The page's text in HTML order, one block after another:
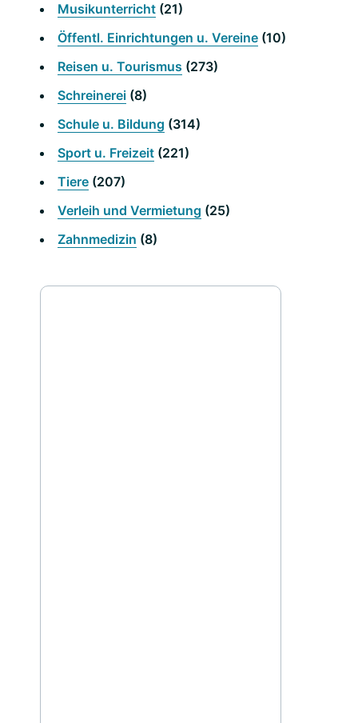
Musikunterricht (21)
Öffentl. Einrichtungen u. Vereine (10)
Reisen u. Tourismus (273)
Schreinerei (8)
Schule u. Bildung (314)
Sport u. Freizeit (221)
Tiere (207)
Verleih und Vermietung (25)
Zahnmedizin (8)